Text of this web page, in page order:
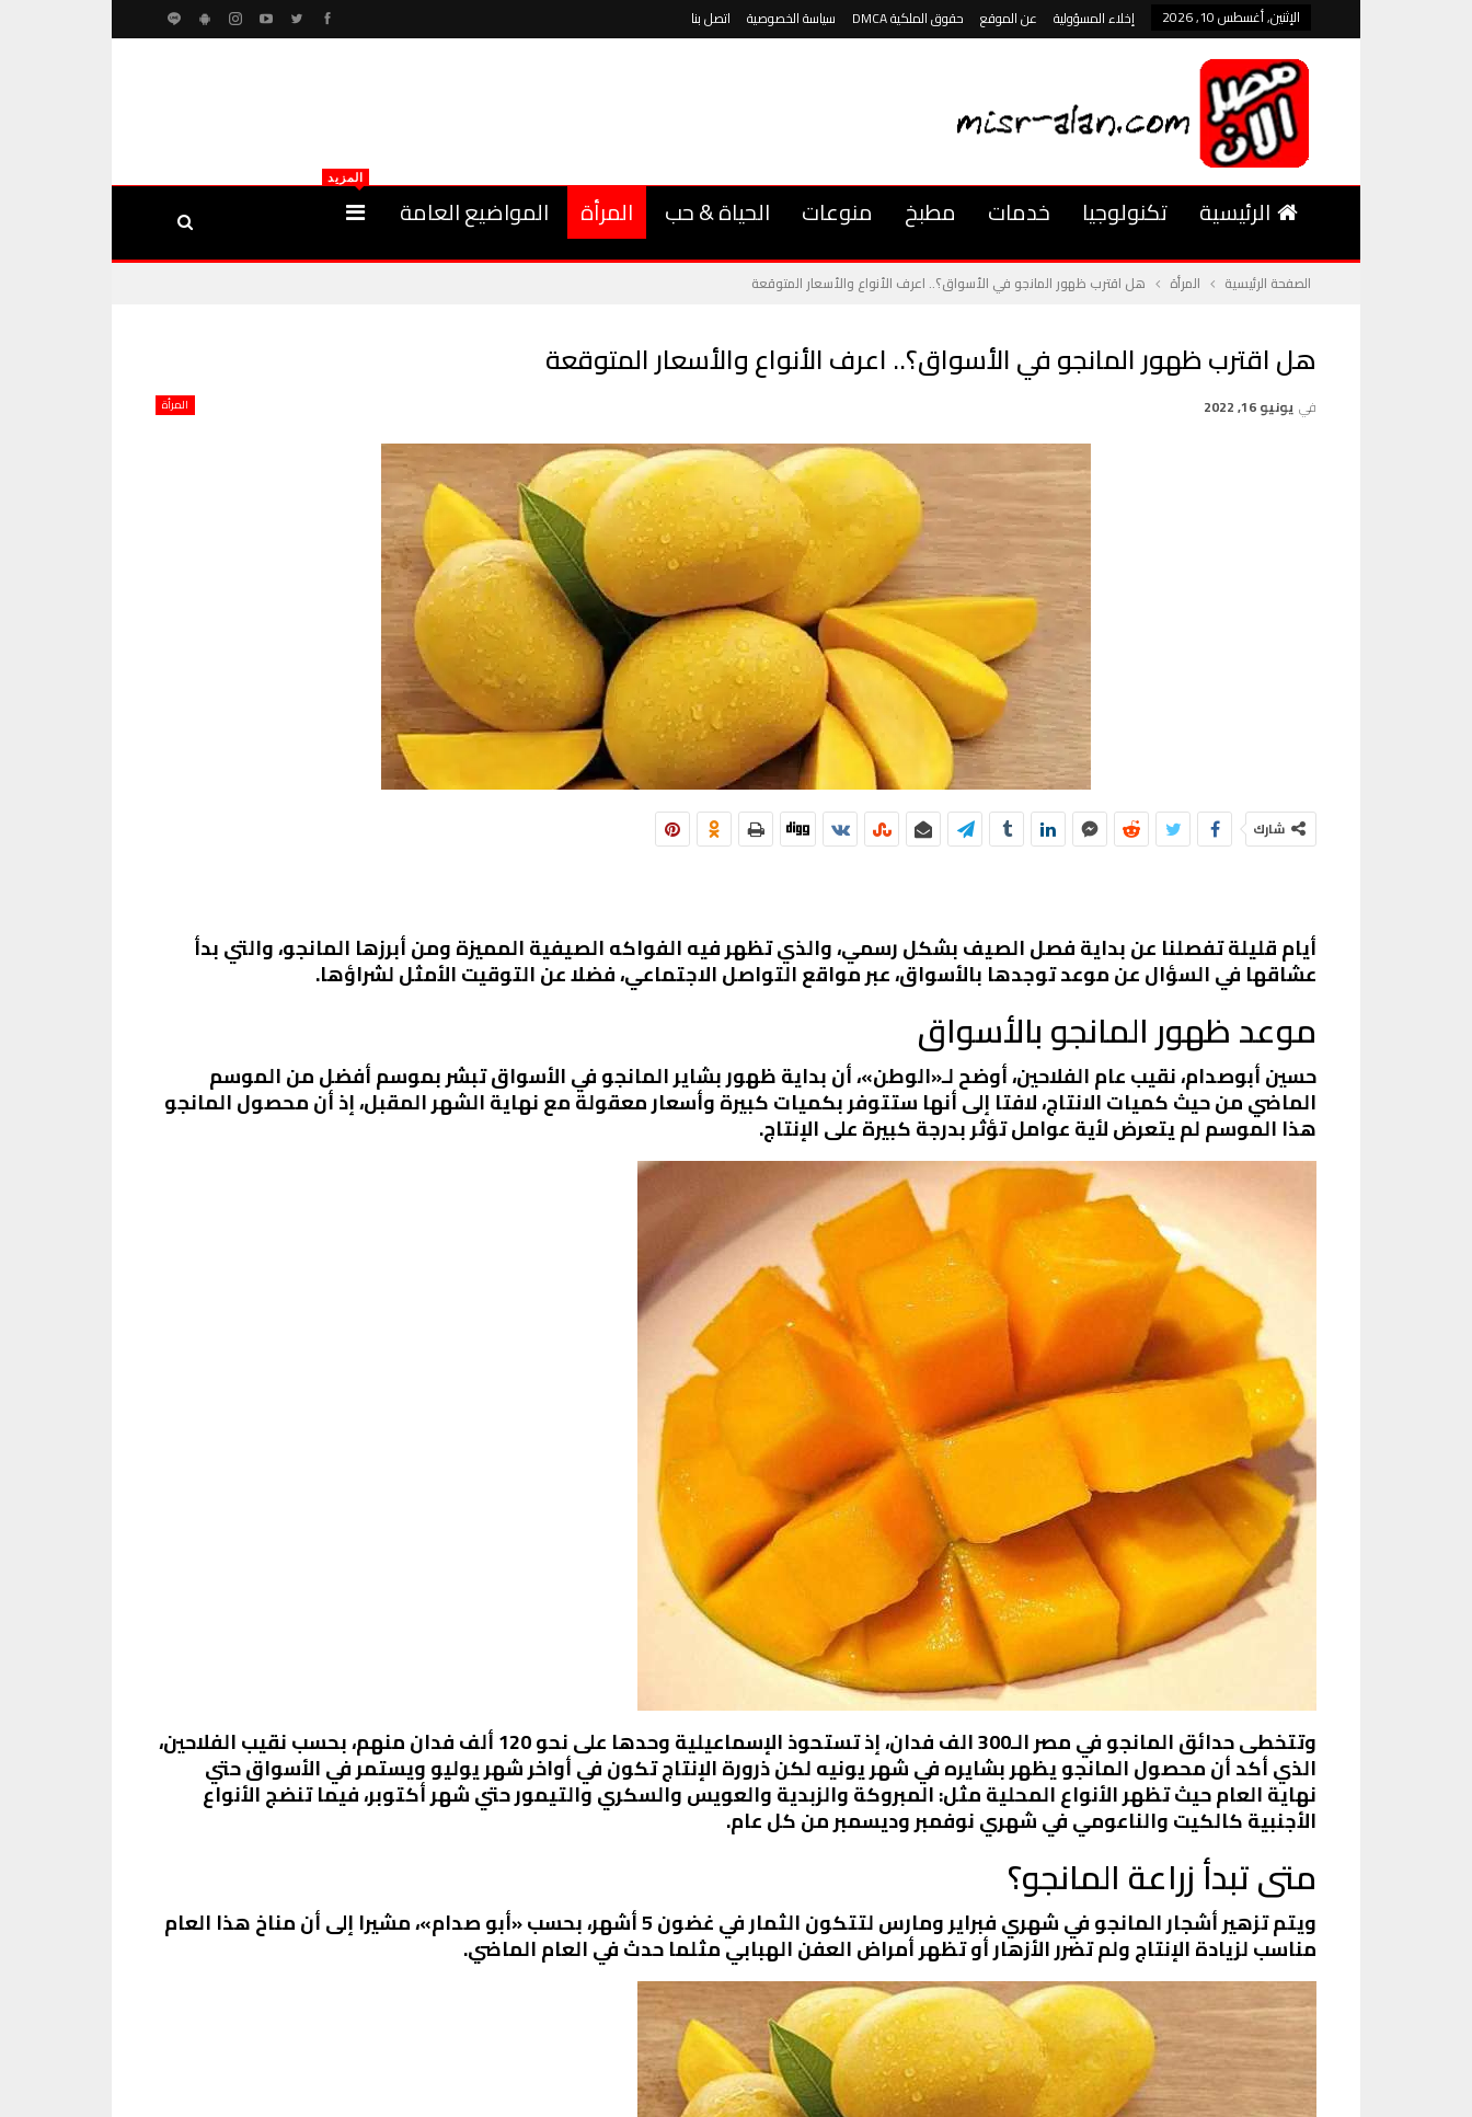
الإثنين, أغسطس 10, 2026 إخلاء المسؤولية عن الموقع حقوق الملكية DMCA سياسة الخصوصية اتصل بنا
الرئيسية تكنولوجيا خدمات مطبخ منوعات الحياة & حب المرأة المواضيع العامة
المزيد
الصفحة الرئيسية المرأة هل اقترب ظهور المانجو في الأسواق؟.. اعرف الأنواع والأسعار المتوقعة
هل اقترب ظهور المانجو في الأسواق؟.. اعرف الأنواع والأسعار المتوقعة
المرأة في يونيو 16, 2022
شارك
أيام قليلة تفصلنا عن بداية فصل الصيف بشكل رسمي، والذي تظهر فيه الفواكه الصيفية المميزة ومن أبرزها المانجو، والتي بدأ
عشاقها في السؤال عن موعد توجدها بالأسواق، عبر مواقع التواصل الاجتماعي، فضلا عن التوقيت الأمثل لشراؤها.
موعد ظهور المانجو بالأسواق
حسين أبوصدام، نقيب عام الفلاحين، أوضح لـ«الوطن»، أن بداية ظهور بشاير المانجو في الأسواق تبشر بموسم أفضل من الموسم
الماضي من حيث كميات الانتاج، لافتا إلى أنها ستتوفر بكميات كبيرة وأسعار معقولة مع نهاية الشهر المقبل، إذ أن محصول المانجو
هذا الموسم لم يتعرض لأية عوامل تؤثر بدرجة كبيرة على الإنتاج.
وتتخطى حدائق المانجو في مصر الـ300 الف فدان، إذ تستحوذ الإسماعيلية وحدها على نحو 120 ألف فدان منهم، بحسب نقيب الفلاحين،
الذي أكد أن محصول المانجو يظهر بشايره في شهر يونيه لكن ذرورة الإنتاج تكون في أواخر شهر يوليو ويستمر في الأسواق حتي
نهاية العام حيث تظهر الأنواع المحلية مثل: المبروكة والزبدية والعويس والسكري والتيمور حتي شهر أكتوبر، فيما تنضج الأنواع
الأجنبية كالكيت والناعومي في شهري نوفمبر وديسمبر من كل عام.
متى تبدأ زراعة المانجو؟
ويتم تزهير أشجار المانجو في شهري فبراير ومارس لتتكون الثمار في غضون 5 أشهر، بحسب «أبو صدام»، مشيرا إلى أن مناخ هذا العام
مناسب لزيادة الإنتاج ولم تضرر الأزهار أو تظهر أمراض العفن الهبابي مثلما حدث في العام الماضي.